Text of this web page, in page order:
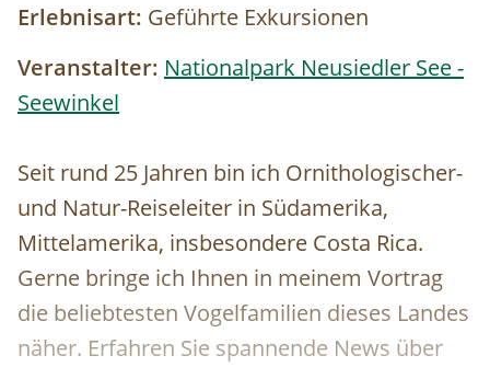
Erlebnisart: Geführte Exkursionen
Veranstalter: Nationalpark Neusiedler See -
Seewinkel
Seit rund 25 Jahren bin ich Ornithologischer-
und Natur-Reiseleiter in Südamerika,
Mittelamerika, insbesondere Costa Rica.
Gerne bringe ich Ihnen in meinem Vortrag
die beliebtesten Vogelfamilien dieses Landes
näher. Erfahren Sie spannende News über